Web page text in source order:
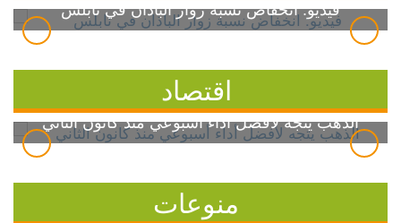
فيديو: انخفاض نسبة زوار الباذان في نابلس
اقتصاد
الذهب يتجه لأفضل أداء أسبوعي منذ كانون الثاني
منوعات